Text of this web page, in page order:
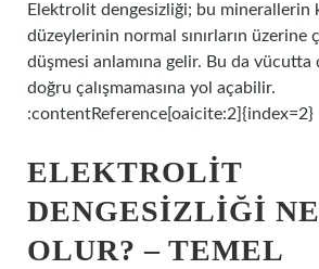
Elektrolit dengesizliği; bu minerallerin
düzeylerinin normal sınırların üzerine
düşmesi anlamına gelir. Bu da
doğru çalışmamasına yol açabilir.
:contentReference[oaicite:2]{index=2}
ELEKTROLIT
DENGESIZLIĞI
OLUR? – TEMEL